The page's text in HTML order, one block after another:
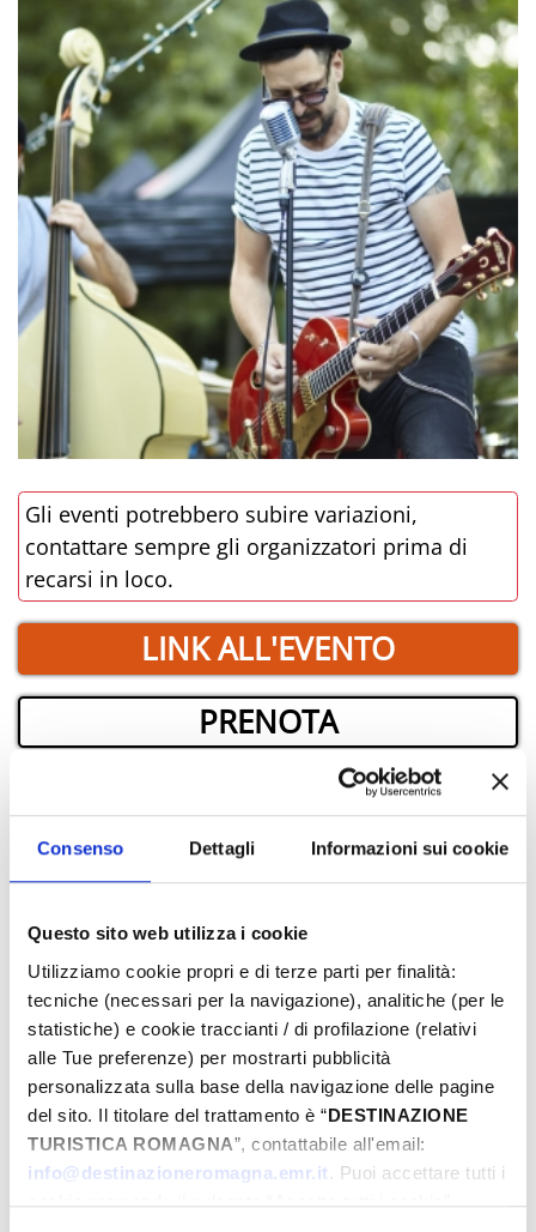
Consenso Dettagli Informazioni sui cookie
Questo sito web utilizza i cookie
Utilizziamo cookie propri e di terze parti per finalità:
tecniche (necessari per la navigazione), analitiche (per le
statistiche) e cookie traccianti / di profilazione (relativi
alle Tue preferenze) per mostrarti pubblicità
personalizzata sulla base della navigazione delle pagine
del sito. Il titolare del trattamento è “DESTINAZIONE
TURISTICA ROMAGNA”, contattabile all'email:
info@destinazioneromagna.emr.it. Puoi accettare tutti i
cookie premendo il pulsante “Accetta tutti i cookie”,
Gli eventi potrebbero subire variazioni,
contattare sempre gli organizzatori prima di
recarsi in loco.
LINK ALL'EVENTO
PRENOTA
­DOVE